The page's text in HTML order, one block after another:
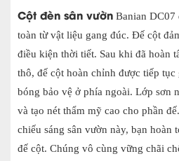
Cột đèn sân vườn Banian DC07
toàn từ vật liệu gang đúc. Đế cột
điều kiện thời tiết. Sau khi đã hoàn
thô, đế cột hoàn chỉnh được tiếp
bóng bảo vệ ở phía ngoài. Lớp sơn
và tạo nét thẩm mỹ cao cho phần
chiếu sáng sân vườn này, bạn hoàn
đế cột. Chúng vô cùng vững chãi